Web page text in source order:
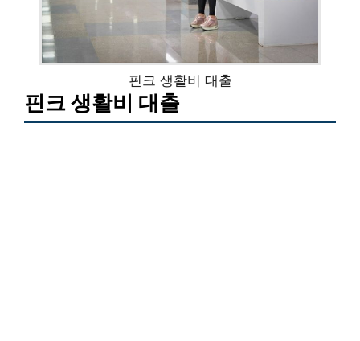
핀크 생활비 대출
핀크 생활비 대출